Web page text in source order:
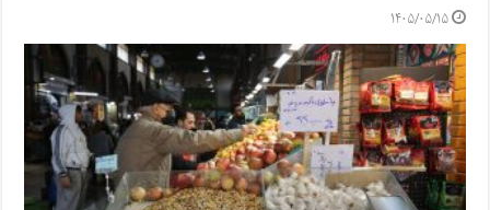
۱۴۰۵/۰۵/۱۵